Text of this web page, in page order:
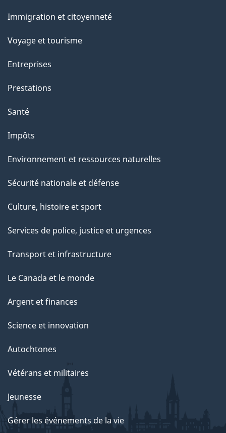
sujets
Immigration et citoyenneté
Voyage et tourisme
Entreprises
Prestations
Santé
Impôts
Environnement et ressources naturelles
Sécurité nationale et défense
Culture, histoire et sport
Services de police, justice et urgences
Transport et infrastructure
Le Canada et le monde
Argent et finances
Science et innovation
Autochtones
Vétérans et militaires
Jeunesse
Gérer les événements de la vie